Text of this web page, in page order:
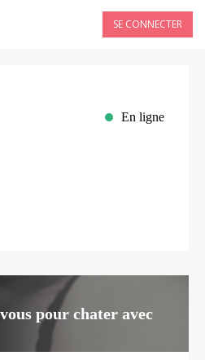
SE CONNECTER
En ligne
pour chater avec